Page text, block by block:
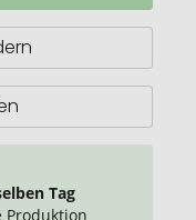
Tag
Produktion